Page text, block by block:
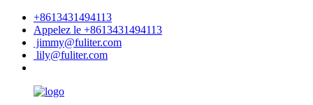
+8613431494113
Appelez le +8613431494113
jimmy@fuliter.com
lily@fuliter.com